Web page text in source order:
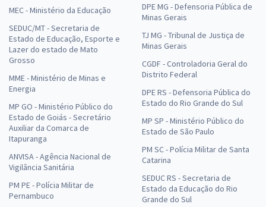
MEC - Ministério da Educação
SEDUC/MT - Secretaria de
Estado de Educação, Esporte e
Lazer do estado de Mato
Grosso
MME - Ministério de Minas e
Energia
MP GO - Ministério Público do
Estado de Goiás - Secretário
Auxiliar da Comarca de
Itapuranga
ANVISA - Agência Nacional de
Vigilância Sanitária
PM PE - Polícia Militar de
Pernambuco
DPE MG - Defensoria Pública de
Minas Gerais
TJ MG - Tribunal de Justiça de
Minas Gerais
CGDF - Controladoria Geral do
Distrito Federal
DPE RS - Defensoria Pública do
Estado do Rio Grande do Sul
MP SP - Ministério Público do
Estado de São Paulo
PM SC - Polícia Militar de Santa
Catarina
SEDUC RS - Secretaria de
Estado da Educação do Rio
Grande do Sul